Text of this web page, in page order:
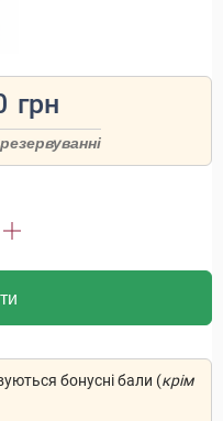
грн
бонусні бали (крім